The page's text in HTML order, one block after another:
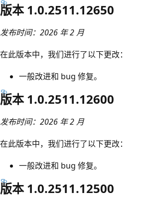
版本 1.0.2511.12650
发布时间：2026 年 2 月
在此版本中，我们进行了以下更改：
一般改进和 bug 修复。
版本 1.0.2511.12600
发布时间：2026 年 2 月
在此版本中，我们进行了以下更改：
一般改进和 bug 修复。
版本 1.0.2511.12500